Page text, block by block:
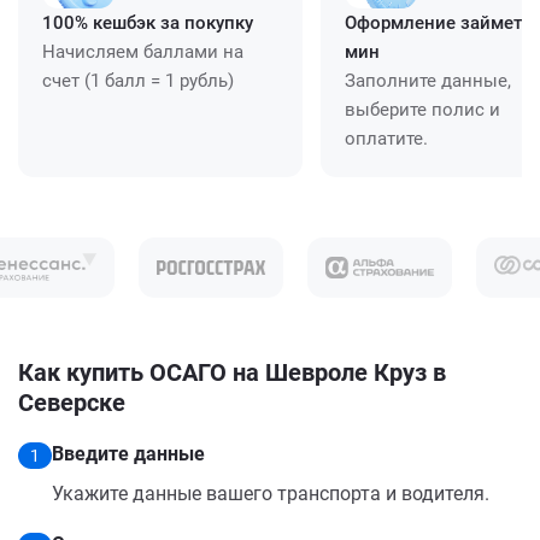
100% кешбэк за покупку
Начисляем баллами на
счет (1 балл = 1 рубль)
Оформление займет
мин
Заполните данные,
выберите полис и
оплатите.
Как купить ОСАГО на Шевроле Круз в
Северске
1
Введите данные
Укажите данные вашего транспорта и водителя.